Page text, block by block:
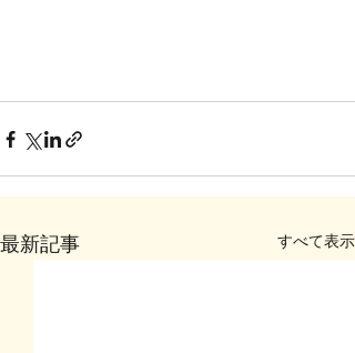
最新記事 すべて表示